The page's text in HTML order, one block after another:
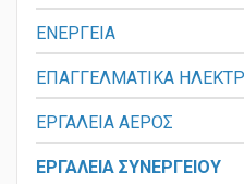
ΕΝΕΡΓΕΙΑ
ΕΠΑΓΓΕΛΜΑΤΙΚΑ
ΕΡΓΑΛΕΙΑ ΑΕΡΟΣ
ΕΡΓΑΛΕΙΑ ΣΥΝΕΡΓΕΙΟΥ